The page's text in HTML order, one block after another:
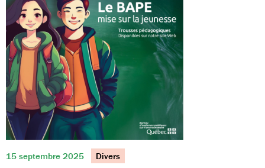
15 septembre 2025 Divers